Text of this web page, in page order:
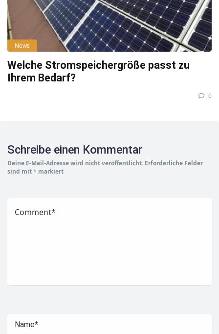
News
Welche Stromspeichergröße passt zu
Ihrem Bedarf?
0
Schreibe einen Kommentar
Deine E-Mail-Adresse wird nicht veröffentlicht. Erforderliche Felder
sind mit* markiert